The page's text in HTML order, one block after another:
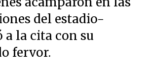
del estadio-
a la cita con su
fervor.